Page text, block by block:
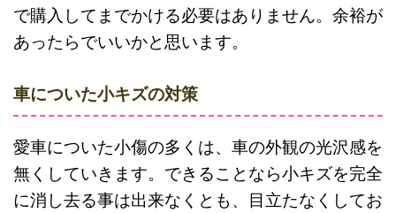
で購入してまでかける必要はありません。余裕が
あったらでいいかと思います。
車についた小キズの対策
愛車についた小傷の多くは、車の外観の光沢感を
無くしていきます。できることなら小キズを完全
に消し去る事は出来なくとも、目立たなくしてお